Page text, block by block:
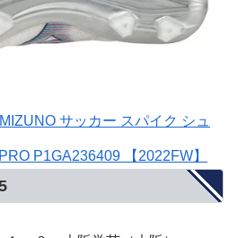
サッカー スパイク シュ
P1GA236409 【2022FW】